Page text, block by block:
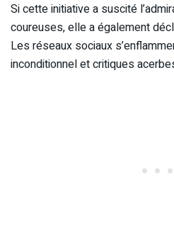
Si cette initiative a suscité
coureuses, elle a également
Les réseaux sociaux
inconditionnel et critiques